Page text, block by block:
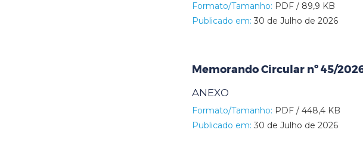
Formato/Tamanho: PDF / 89,9 KB
Publicado em: 30 de Julho de 2026
Memorando Circular nº 45/2026
ANEXO
Formato/Tamanho: PDF / 448,4 KB
Publicado em: 30 de Julho de 2026